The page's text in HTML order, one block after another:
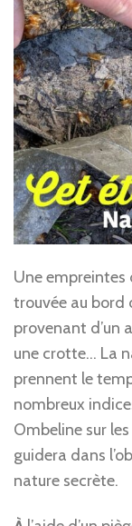
Une empreintes
trouvée au bord
provenant d’un
une crotte… La
prennent le
nombreux
Ombeline sur
guidera dans
nature secrète.